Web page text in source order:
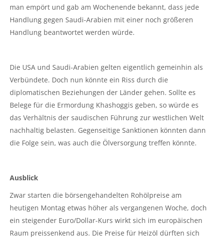
man empört und gab am Wochenende bekannt, dass jede
Handlung gegen Saudi-Arabien mit einer noch größeren
Handlung beantwortet werden würde.
Die USA und Saudi-Arabien gelten eigentlich gemeinhin als
Verbündete. Doch nun könnte ein Riss durch die
diplomatischen Beziehungen der Länder gehen. Sollte es
Belege für die Ermordung Khashoggis geben, so würde es
das Verhältnis der saudischen Führung zur westlichen Welt
nachhaltig belasten. Gegenseitige Sanktionen könnten dann
die Folge sein, was auch die Ölversorgung treffen könnte.
Ausblick
Zwar starten die börsengehandelten Rohölpreise am
heutigen Montag etwas höher als vergangenen Woche, doch
ein steigender Euro/Dollar-Kurs wirkt sich im europäischen
Raum preissenkend aus. Die Preise für Heizöl dürften sich